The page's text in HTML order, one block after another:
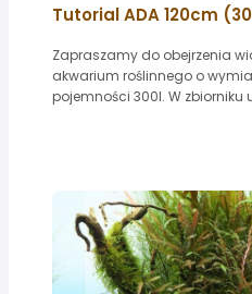
Tutorial ADA 120cm
Zapraszamy do obejrzenia
akwarium roślinnego o
pojemności 300l. W zbiorniku